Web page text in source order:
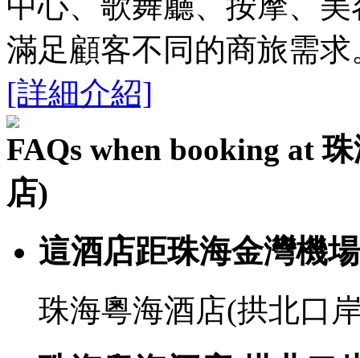
滿足顧客不同的商旅需求
[詳細介紹]
FAQs when booking at
店)
這酒店距珠海金灣機
珠海粵海酒店(拱北口